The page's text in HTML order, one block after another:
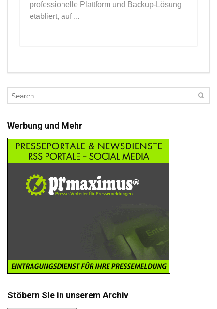
professionelle Plattform und Backup-Lösung
etabliert, auf ...
Werbung und Mehr
Stöbern Sie in unserem Archiv